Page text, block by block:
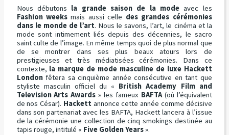
Nous débutons la grande saison de la mode avec les
Fashion weeksmais aussi celle des grandes cérémonies
dans le monde de l’art. Nous le savons, l’art, le cinéma et la
mode sont intimement liés depuis des décennies, le sacro
saint culte de l’image. En même temps quoi de plus normal que
de se montrer dans ses plus beaux atours lors de
prestigieuses et très médiatisées cérémonies. Dans ce
contexte, la marque de mode masculine de luxe Hackett
Londonfêtera sa cinquième année consécutive en tant que
styliste masculin officiel du « British Academy Film and
Television Arts Awards » les fameux BAFTA(où l’équivalent
de nos César). Hackettannonce cette année comme décisive
dans son partenariat avec les BAFTA, Hackett lancera à l’issue
de la cérémonie une collection de cinq smokings destinée au
tapis rouge, intitulé « Five Golden Years».